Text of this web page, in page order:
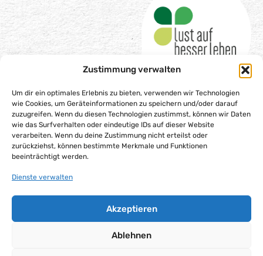
Zustimmung verwalten
Um dir ein optimales Erlebnis zu bieten, verwenden wir Technologien
wie Cookies, um Geräteinformationen zu speichern und/oder darauf
zuzugreifen. Wenn du diesen Technologien zustimmst, können wir Daten
wie das Surfverhalten oder eindeutige IDs auf dieser Website
verarbeiten. Wenn du deine Zustimmung nicht erteilst oder
zurückziehst, können bestimmte Merkmale und Funktionen
beeinträchtigt werden.
Dienste verwalten
Akzeptieren
Ablehnen
Impressum
Datenschutzerklärung
Barrierefreiheitserklärung
Gesellschaftsvertrag
Cookie-Richtlinie (EU)
Alle Rechte vorbehalten – Lust auf besser leben gGmbH,